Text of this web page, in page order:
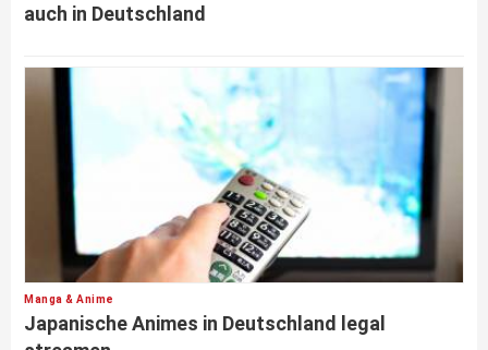
auch in Deutschland
Manga & Anime
Japanische Animes in Deutschland legal